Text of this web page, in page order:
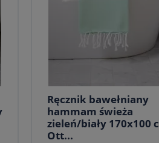
Ręcznik bawełniany
hammam świeża
zieleń/biały 170x100
Ott...